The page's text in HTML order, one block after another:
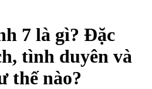
7 là gì? Đặc
tình duyên và
thế nào?